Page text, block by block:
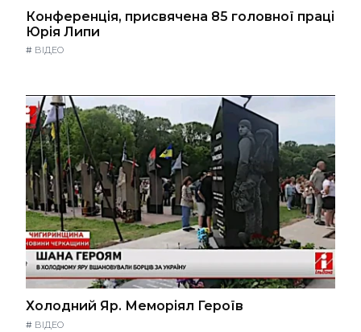
Конференція, присвячена 85 головної праці
Юрія Липи
# ВІДЕО
Холодний Яр. Меморіял Героїв
# ВІДЕО